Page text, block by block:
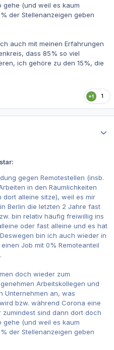
gehe (und weil es kaum
der Stellenanzeigen geben
auch mit meinen Erfahrungen
dass 85% so viel
ich gehöre zu den 15%, die
1
gegen Remotestellen (insb.
in den Räumlichkeiten
alleine sitze), weil es mir
Berlin die letzten 2 Jahre fast
bin relativ häufig freiwillig ins
oder fast alleine und es hat
bin ich auch wieder in
Job mit 0% Remoteanteil
doch wieder zum
Arbeitskollegen und
Unternehmen an, was
bzw. während Corona eine
sind dann dort doch
gehe (und weil es kaum
der Stellenanzeigen geben